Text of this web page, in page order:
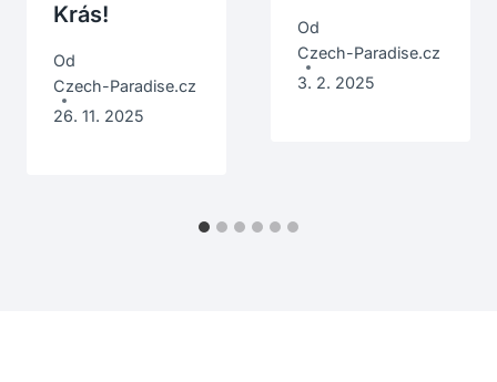
Krás!
Od
Czech-Paradise.cz
26. 11. 2025
Od
Czech-Paradise.cz
3. 2. 2025